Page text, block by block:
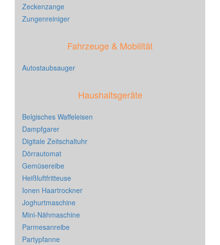
Zeckenzange
Zungenreiniger
Fahrzeuge & Mobilität
Autostaubsauger
Haushaltsgeräte
Belgisches Waffeleisen
Dampfgarer
Digitale Zeitschaltuhr
Dörrautomat
Gemüsereibe
Heißluftfritteuse
Ionen Haartrockner
Joghurtmaschine
Mini-Nähmaschine
Parmesanreibe
Partypfanne